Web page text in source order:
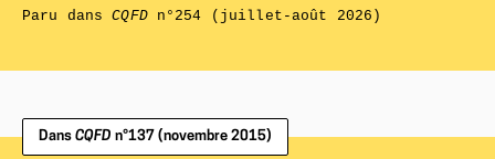
Paru dansCQFDn°254 (juillet-août 2026)
Dans CQFD n°137 (novembre 2015)